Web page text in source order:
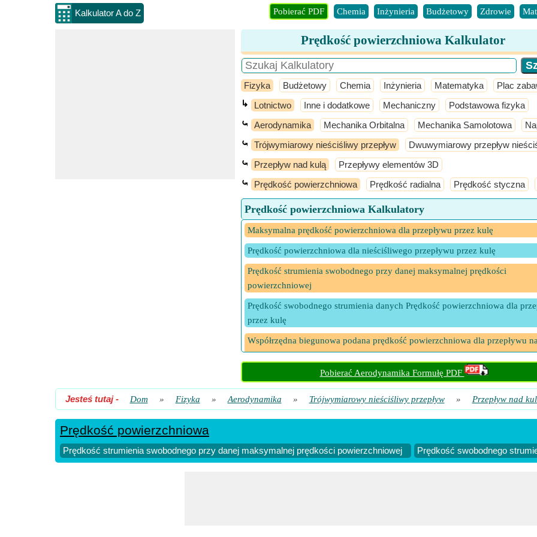
Kalkulator A do Z Pobierać PDF Chemia Inżynieria Budżetowy Zdrowie
Prędkość powierzchniowa Kalkulator
Fizyka Budżetowy Chemia Inżynieria Matematyka Plac
↳ Lotnictwo Inne i dodatkowe Mechaniczny Podstawowa fizyka
⤿ Aerodynamika Mechanika Orbitalna Mechanika Samolotowa
⤿ Trójwymiarowy nieściśliwy przepływ Dwuwymiarowy przepływ
⤿ Przepływ nad kulą Przepływy elementów 3D
⤿ Prędkość powierzchniowa Prędkość radialna Prędkość styczna
Prędkość powierzchniowa Kalkulatory
Maksymalna prędkość powierzchniowa dla przepływu przez kulę
Prędkość powierzchniowa dla nieściśliwego przepływu przez kulę
Prędkość strumienia swobodnego przy danej maksymalnej prędkości
powierzchniowej
Prędkość swobodnego strumienia danych Prędkość powierzchniowa dla
przez kulę
Współrzędna biegunowa podana prędkość powierzchniowa dla przepływu
sferą
Pobierać Aerodynamika Formułę PDF
Jesteś tutaj- Dom » Fizyka » Aerodynamika » Trójwymiarowy nieściśliwy przepływ » Przepływ nad
Prędkość powierzchniowa
Prędkość strumienia swobodnego przy danej maksymalnej prędkości powierzchniowej Prędkość swobodnego